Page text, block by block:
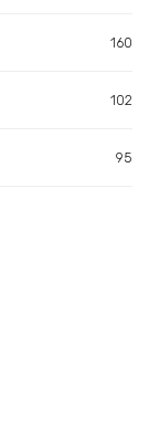
160
102
95